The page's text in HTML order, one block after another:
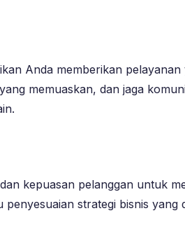
Anda memberikan
memuaskan, dan jaga
kepuasan pelanggan untuk
strategi bisnis